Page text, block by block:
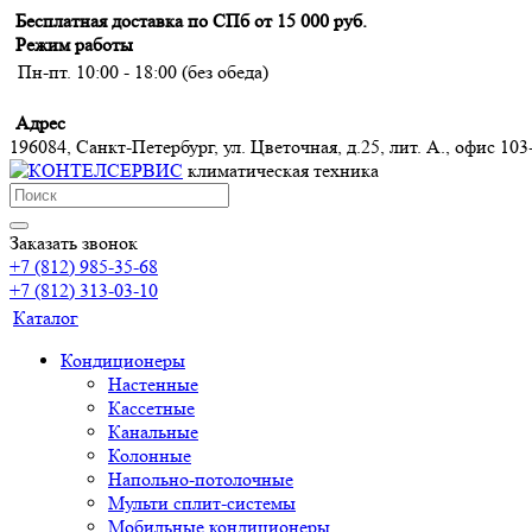
Бесплатная доставка по СПб от 15 000 руб.
Режим работы
Пн-пт. 10:00 - 18:00 (без обеда)
Адрес
196084, Санкт-Петербург, ул. Цветочная, д.25, лит. А., офис
климатическая техника
Заказать звонок
+7 (812) 985-35-68
+7 (812) 313-03-10
Каталог
Кондиционеры
Настенные
Кассетные
Канальные
Колонные
Напольно-потолочные
Мульти сплит-системы
Мобильные кондиционеры